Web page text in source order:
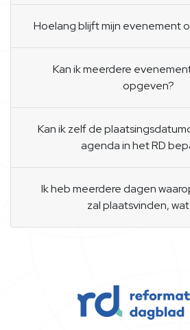
Hoelang blijft mijn evenement
Kan ik meerdere
opgeven?
Kan ik zelf de
agenda in het RD
Ik heb meerdere dagen
zal plaatsvinden,